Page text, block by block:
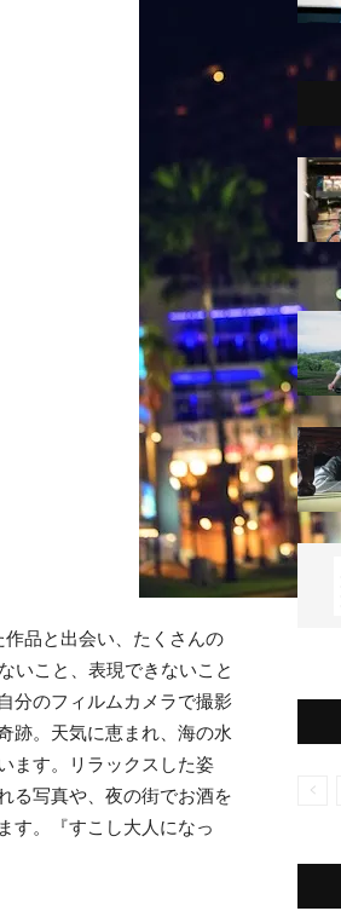
品と出会い、たくさんの
いこと、表現できないこと
分のフィルムカメラで撮影
跡。天気に恵まれ、海の水
ます。リラックスした姿
る写真や、夜の街でお酒を
す。『すこし大人になっ